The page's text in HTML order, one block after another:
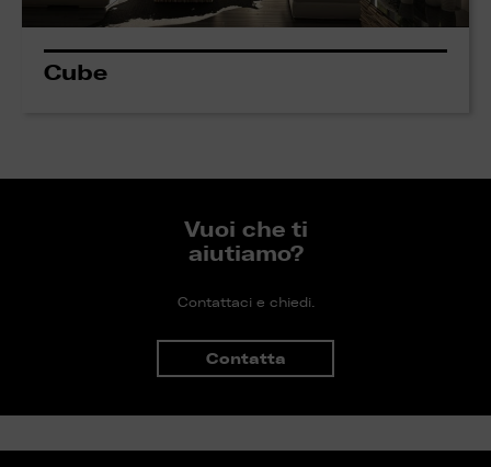
Cube
Vuoi che ti
aiutiamo?
Contattaci e chiedi.
Contatta